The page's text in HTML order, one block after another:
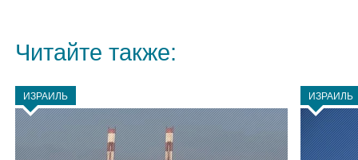
Читайте также:
ИЗРАИЛЬ ИЗРАИЛЬ